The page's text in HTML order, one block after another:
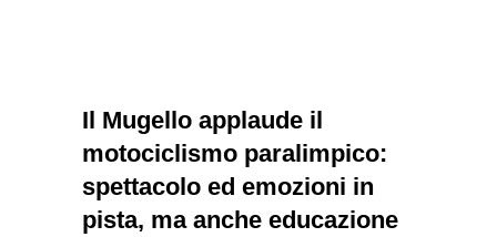
Il Mugello applaude il
motociclismo paralimpico:
spettacolo ed emozioni in
pista, ma anche educazione